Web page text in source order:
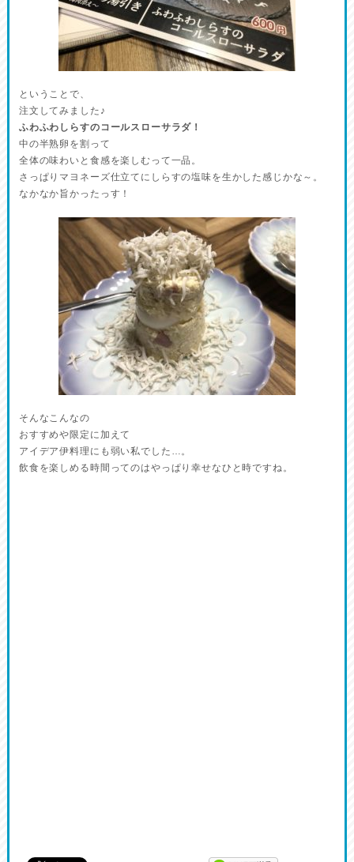
ということで、
注文してみました♪
ふわふわしらすのコールスローサラダ！
中の半熟卵を割って
全体の味わいと食感を楽しむって一品。
さっぱりマヨネーズ仕立てにしらすの塩味を生かした感じかな～。
なかなか旨かったっす！
そんなこんなの
おすすめや限定に加えて
アイデア伊料理にも弱い私でした…。
飲食を楽しめる時間ってのはやっぱり幸せなひと時ですね。